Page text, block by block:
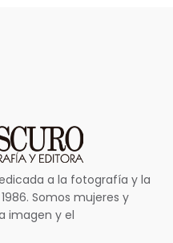
a la fotografía y la
Somos mujeres y
imagen y el